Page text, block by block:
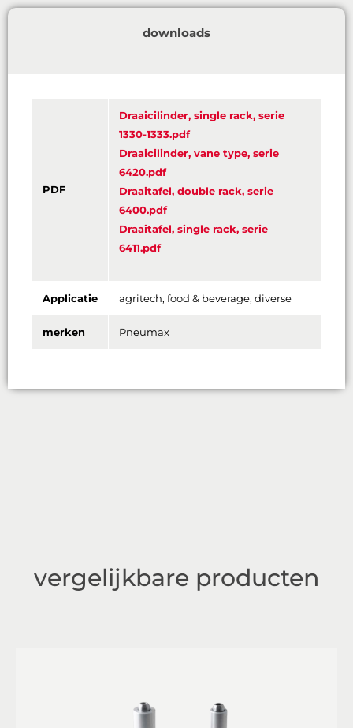
downloads
PDF
Draaicilinder, single rack, serie
1330-1333.pdf
Draaicilinder, vane type, serie
6420.pdf
Draaitafel, double rack, serie
6400.pdf
Draaitafel, single rack, serie
6411.pdf
Applicatie agritech, food & beverage, diverse
merken Pneumax
vergelijkbare producten